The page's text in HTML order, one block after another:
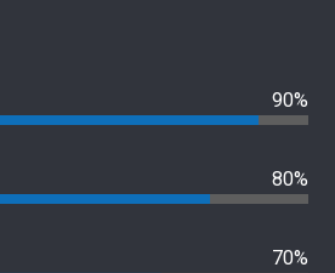
90%
80%
70%